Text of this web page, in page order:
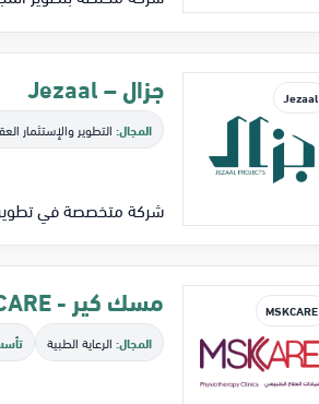
Jezaal جزال – Jezaal
المجال:التطوير والإستثمار
شركة متخصصة في تطوير
MSKCARE مسك كير - MSKCARE
المجال:الرعاية الطبية